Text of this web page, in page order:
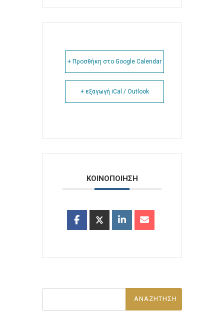
+ Προσθήκη στο Google Calendar
+ εξαγωγή iCal / Outlook
ΚΟΙΝΟΠΟΙΗΣΗ